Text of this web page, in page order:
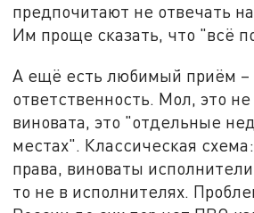
предпочитают не отвечать
Им проще сказать, что "всё
А ещё есть любимый приём –
ответственность. Мол, это
виновата, это "отдельные
местах". Классическая
права, виноваты
то не в исполнителях.